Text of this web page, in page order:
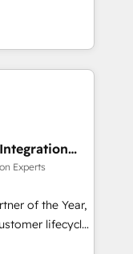
turn data into
advantage.
your leadership
Story to stop
debt setup
migrations for
Experts
of the Year,
lifecycle